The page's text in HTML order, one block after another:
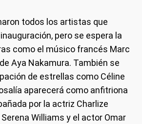
todos los artistas que
pero se espera la
como el músico francés Marc
Aya Nakamura. También se
de estrellas como Céline
aparecerá como anfitriona
por la actriz Charlize
Williams y el actor Omar